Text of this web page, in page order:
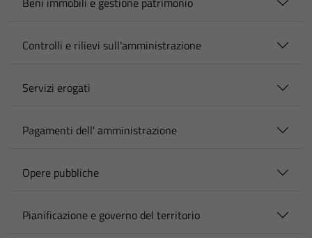
Controlli e rilievi sull'amministrazione
Servizi erogati
Pagamenti dell' amministrazione
Opere pubbliche
Pianificazione e governo del territorio